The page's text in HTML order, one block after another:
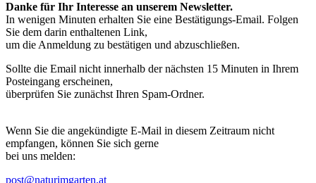
Danke für Ihr Interesse an unserem Newsletter.
In wenigen Minuten erhalten Sie eine Bestätigungs-Email. Folgen
Sie dem darin enthaltenen Link,
um die Anmeldung zu bestätigen und abzuschließen.
Sollte die Email nicht innerhalb der nächsten 15 Minuten in Ihrem
Posteingang erscheinen,
überprüfen Sie zunächst Ihren Spam-Ordner.
Wenn Sie die angekündigte E-Mail in diesem Zeitraum nicht
empfangen, können Sie sich gerne
bei uns melden:
post@naturimgarten.at